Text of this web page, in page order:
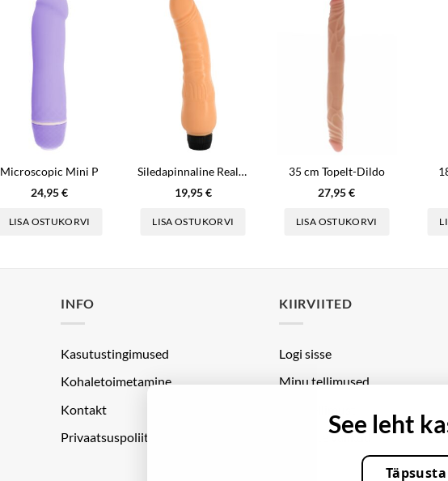
Microscopic Mini P
24,95€
LISA OSTUKORVI
Siledapinnaline Realistlik Vibraator
19,95€
LISA OSTUKORVI
35 cm Topelt-Dildo
27,95€
LISA OSTUKORVI
INFO
Kasutustingimused
Kohaletoimetamine
Kontakt
Privaatsuspoliitika
KIIRVIITED
Logi sisse
Minu tellimused
Küpsiste valikudSee leht
Täpsusta